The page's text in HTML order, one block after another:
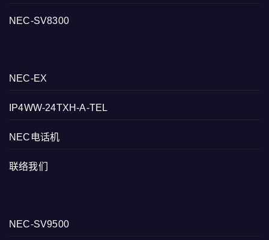
NEC-SV8300
NEC-EX
IP4WW-24TXH-A-TEL
NEC电话机
联络我们
NEC-SV9500